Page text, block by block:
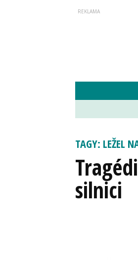
TAGY: LEŽEL
silnici